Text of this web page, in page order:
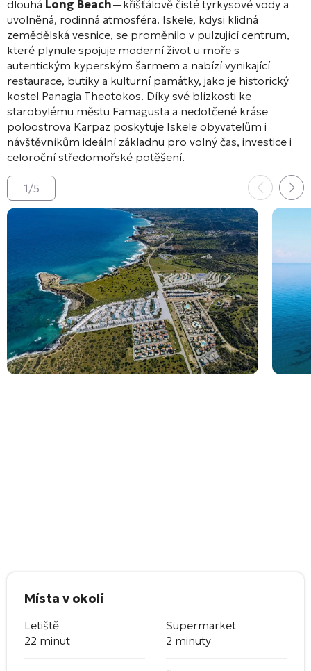
dlouhá Long Beach—křišťálově čisté tyrkysové vody a
uvolněná, rodinná atmosféra. Iskele, kdysi klidná
zemědělská vesnice, se proměnilo v pulzující centrum,
které plynule spojuje moderní život u moře s
autentickým kyperským šarmem a nabízí vynikající
restaurace, butiky a kulturní památky, jako je historický
kostel Panagia Theotokos. Díky své blízkosti ke
starobylému městu Famagusta a nedotčené kráse
poloostrova Karpaz poskytuje Iskele obyvatelům i
návštěvníkům ideální základnu pro volný čas, investice i
celoroční středomořské potěšení.
1/5
Místa v okolí
Letiště
22 minut
Supermarket
2 minuty